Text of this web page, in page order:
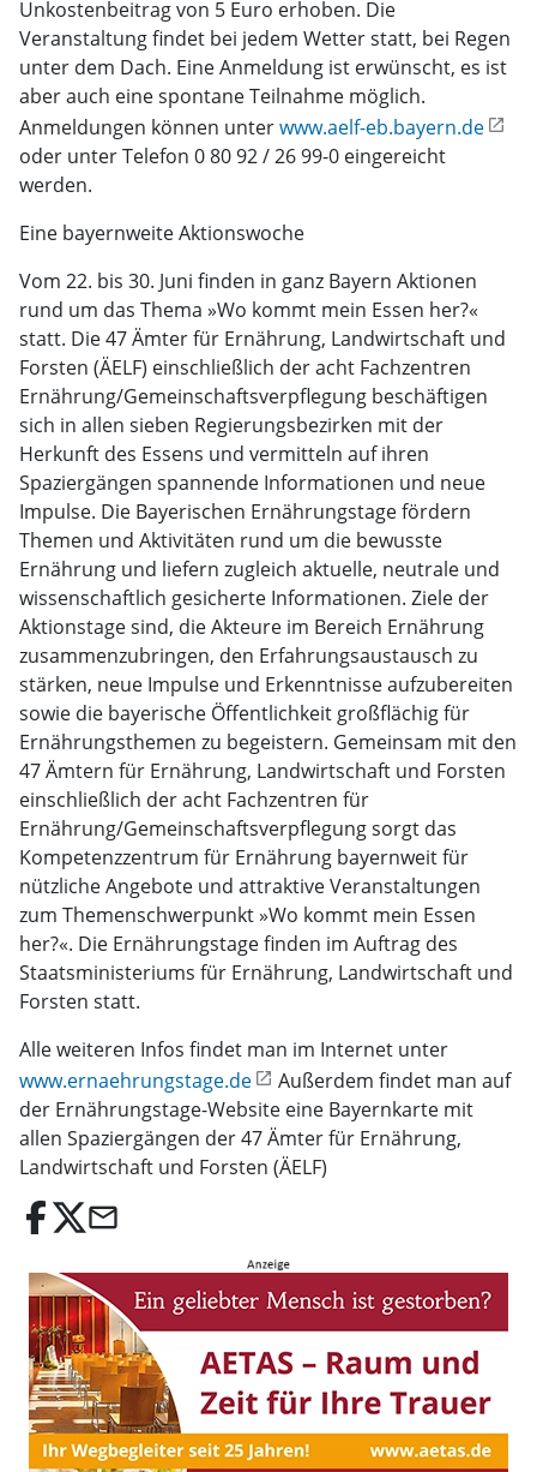
Unkostenbeitrag von 5 Euro erhoben. Die
Veranstaltung findet bei jedem Wetter statt, bei Regen
unter dem Dach. Eine Anmeldung ist erwünscht, es ist
aber auch eine spontane Teilnahme möglich.
Anmeldungen können unterwww.aelf-eb.bayern.de
oder unter Telefon 0 80 92 / 26 99-0 eingereicht
werden.
Eine bayernweite Aktionswoche
Vom 22. bis 30. Juni finden in ganz Bayern Aktionen
rund um das Thema »Wo kommt mein Essen her?«
statt. Die 47 Ämter für Ernährung, Landwirtschaft und
Forsten (ÄELF) einschließlich der acht Fachzentren
Ernährung/Gemeinschaftsverpflegung beschäftigen
sich in allen sieben Regierungsbezirken mit der
Herkunft des Essens und vermitteln auf ihren
Spaziergängen spannende Informationen und neue
Impulse. Die Bayerischen Ernährungstage fördern
Themen und Aktivitäten rund um die bewusste
Ernährung und liefern zugleich aktuelle, neutrale und
wissenschaftlich gesicherte Informationen. Ziele der
Aktionstage sind, die Akteure im Bereich Ernährung
zusammenzubringen, den Erfahrungsaustausch zu
stärken, neue Impulse und Erkenntnisse aufzubereiten
sowie die bayerische Öffentlichkeit großflächig für
Ernährungsthemen zu begeistern. Gemeinsam mit den
47 Ämtern für Ernährung, Landwirtschaft und Forsten
einschließlich der acht Fachzentren für
Ernährung/Gemeinschaftsverpflegung sorgt das
Kompetenzzentrum für Ernährung bayernweit für
nützliche Angebote und attraktive Veranstaltungen
zum Themenschwerpunkt »Wo kommt mein Essen
her?«. Die Ernährungstage finden im Auftrag des
Staatsministeriums für Ernährung, Landwirtschaft und
Forsten statt.
Alle weiteren Infos findet man im Internet unter
www.ernaehrungstage.de
Außerdem findet man auf
der Ernährungstage-Website eine Bayernkarte mit
allen Spaziergängen der 47 Ämter für Ernährung,
Landwirtschaft und Forsten (ÄELF)
email